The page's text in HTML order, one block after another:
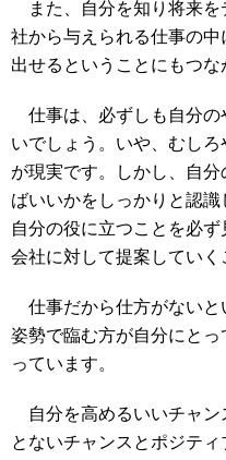
また、自分を知り将来を
社から与えられる仕事の
出せるということにもつな
仕事は、必ずしも自分の
いでしょう。いや、むし
が現実です。しかし、自
ばいいかをしっかりと認
自分の役に立つことを必
会社に対して提案していく
仕事だから仕方がないと
姿勢で臨む方が自分にと
っています。
自分を高めるいいチャン
とないチャンスとポジテ